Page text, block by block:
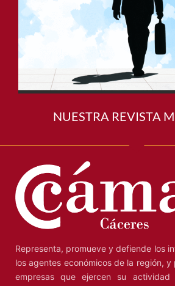
NUESTRA REVISTA
Representa, promueve y defiende los
los agentes económicos de la región,
empresas que ejercen su